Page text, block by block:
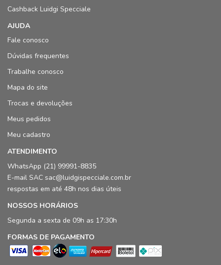
Cashback Luidgi Specciale
AJUDA
Fale conosco
Dúvidas frequentes
Trabalhe conosco
Mapa do site
Trocas e devoluções
Meus pedidos
Meu cadastro
ATENDIMENTO
WhatsApp (21) 99991-8835
E-mail SAC sac@luidgispecciale.com.br
respostas em até 48h nos dias úteis
NOSSOS HORÁRIOS
Segunda a sexta de 09h as 17:30h
FORMAS DE PAGAMENTO